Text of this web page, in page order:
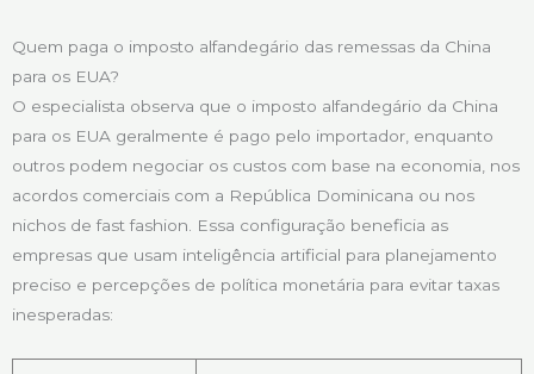
Quem paga o imposto alfandegário das remessas da China
para os EUA?
O especialista observa que o imposto alfandegário da China
para os EUA geralmente é pago pelo importador, enquanto
outros podem negociar os custos com base na economia, nos
acordos comerciais com a República Dominicana ou nos
nichos de fast fashion. Essa configuração beneficia as
empresas que usam inteligência artificial para planejamento
preciso e percepções de política monetária para evitar taxas
inesperadas: